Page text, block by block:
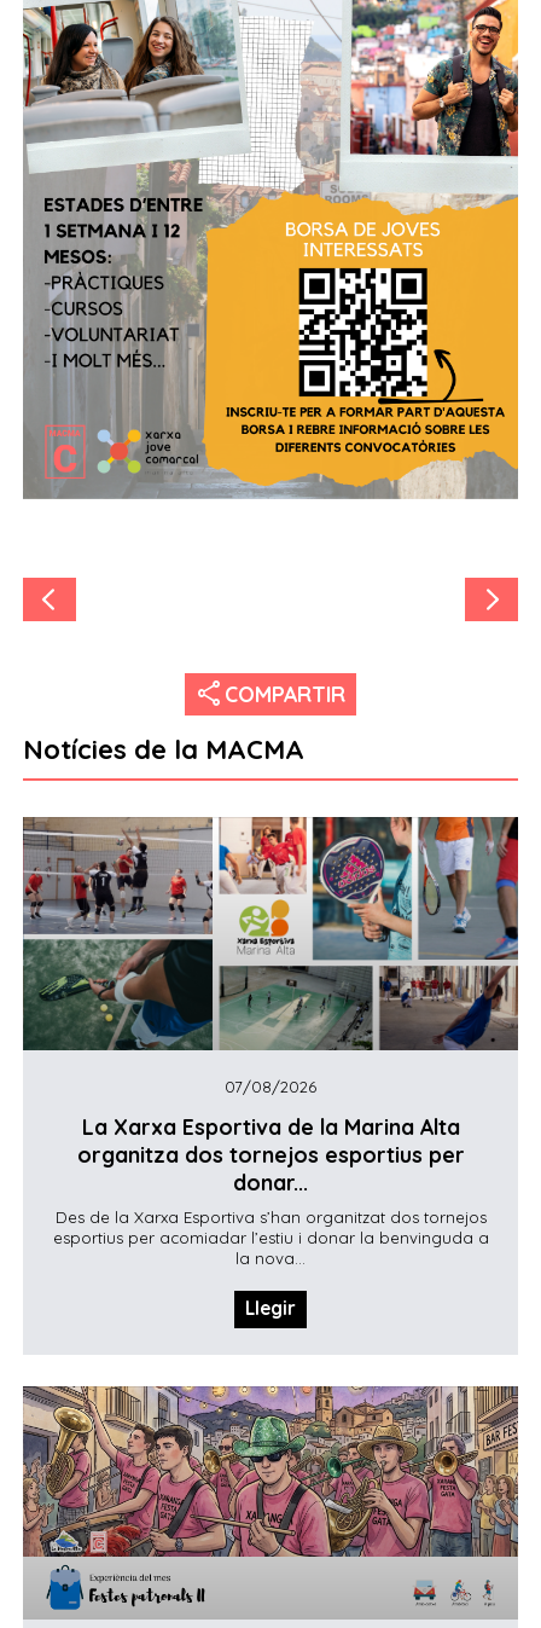
share COMPARTIR
Notícies de la MACMA
07/08/2026
La Xarxa Esportiva de la Marina Alta
organitza dos tornejos esportius per
donar...
Des de la Xarxa Esportiva s’han organitzat dos tornejos
esportius per acomiadar l’estiu i donar la benvinguda a
la nova...
Llegir